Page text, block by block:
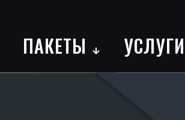
ПАКЕТЫ УСЛУГИ